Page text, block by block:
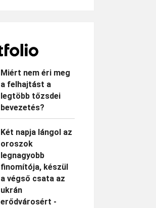
Miért nem éri meg
a felhajtást a
legtöbb tőzsdei
bevezetés?
Két napja lángol az
oroszok
legnagyobb
finomítója, készül
a végső csata az
ukrán
erődvárosért -